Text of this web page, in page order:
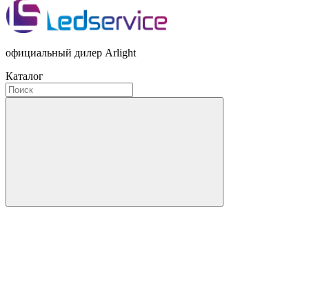
официальный дилер Arlight
Каталог